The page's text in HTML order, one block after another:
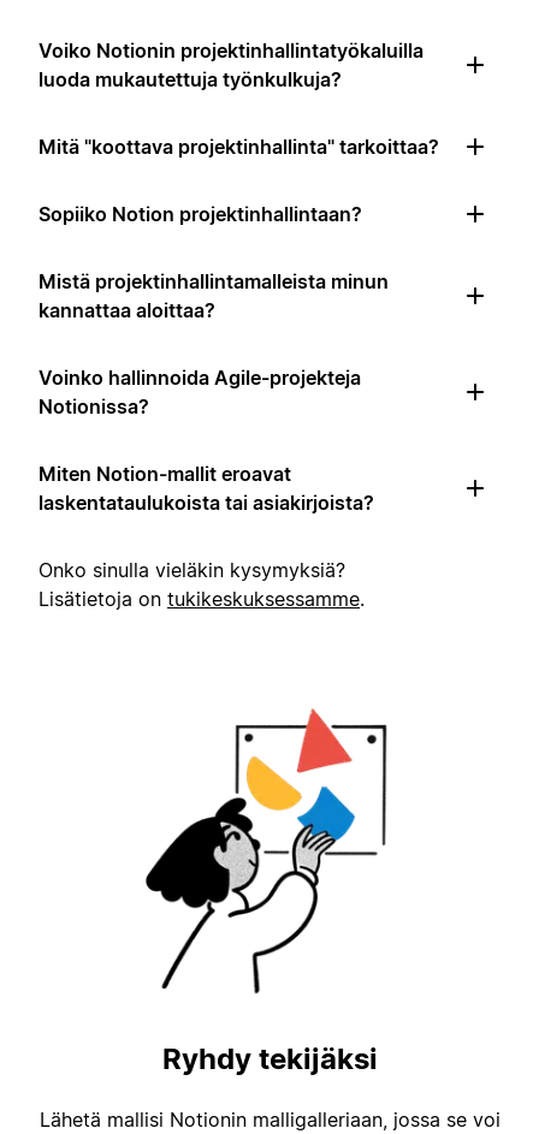
Voiko Notionin projektinhallintatyökaluilla
luoda mukautettuja työnkulkuja?
Mitä "koottava projektinhallinta" tarkoittaa?
Sopiiko Notion projektinhallintaan?
Mistä projektinhallintamalleista minun
kannattaa aloittaa?
Voinko hallinnoida Agile-projekteja
Notionissa?
Miten Notion-mallit eroavat
laskentataulukoista tai asiakirjoista?
Onko sinulla vieläkin kysymyksiä?
Lisätietoja on tukikeskuksessamme.
Ryhdy tekijäksi
Lähetä mallisi Notionin malligalleriaan, jossa se voi